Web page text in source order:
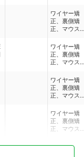
ワイヤー矯
正、裏側矯
正、マウス
分矯正、セ
トバック矯
正、ハーフ
ンガル、イ
正、小児矯
ワイヤー矯
正、裏側矯
正、マウス
ワイヤー矯
正、裏側矯
正、マウス
ーフリンガ
ブラケット
正、部分矯
ワイヤー矯
正、裏側矯
正、マウス